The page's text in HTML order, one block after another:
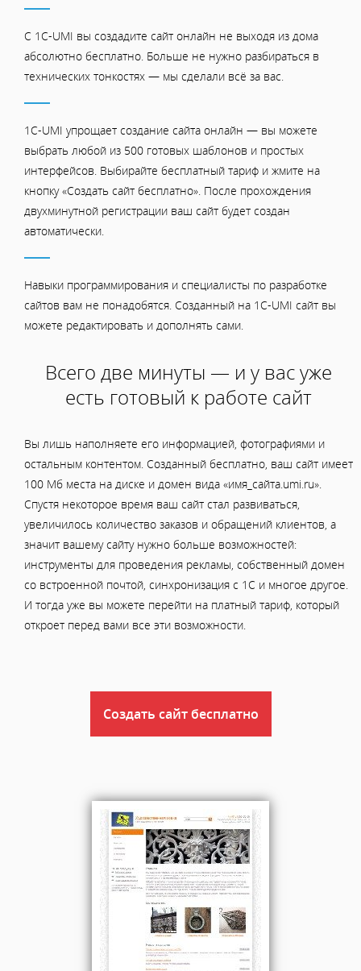
С 1C-UMI вы создадите сайт онлайн не выходя из дома
абсолютно бесплатно. Больше не нужно разбираться в
технических тонкостях — мы сделали всё за вас.
1C-UMI упрощает создание сайта онлайн — вы можете
выбрать любой из 500 готовых шаблонов и простых
интерфейсов. Выбирайте бесплатный тариф и жмите на
кнопку «Создать сайт бесплатно». После прохождения
двухминутной регистрации ваш сайт будет создан
автоматически.
Навыки программирования и специалисты по разработке
сайтов вам не понадобятся. Созданный на 1C-UMI сайт вы
можете редактировать и дополнять сами.
Всего две минуты — и у вас уже
есть готовый к работе сайт
Вы лишь наполняете его информацией, фотографиями и
остальным контентом. Созданный бесплатно, ваш сайт имеет
100 Мб места на диске и домен вида «имя_сайта.umi.ru».
Спустя некоторое время ваш сайт стал развиваться,
увеличилось количество заказов и обращений клиентов, а
значит вашему сайту нужно больше возможностей:
инструменты для проведения рекламы, собственный домен
со встроенной почтой, синхронизация с 1С и многое другое.
И тогда уже вы можете перейти на платный тариф, который
откроет перед вами все эти возможности.
Создать сайт бесплатно